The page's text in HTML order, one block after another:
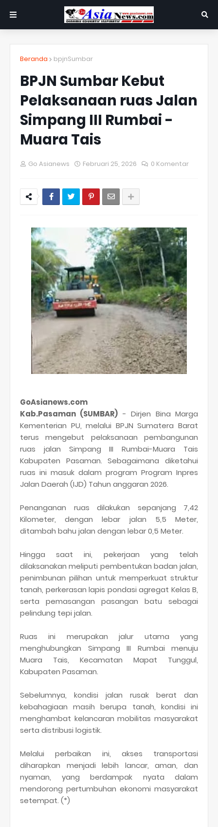
Beranda bpjnSumbar
BPJN Sumbar Kebut
Pelaksanaan ruas Jalan
Simpang III Rumbai -
Muara Tais
Go Asianews Februari 25, 2026 0 Komentar
GoAsianews.com
Kab.Pasaman (SUMBAR) - Dirjen Bina Marga
Kementerian PU, melalui BPJN Sumatera Barat
terus mengebut pelaksanaan pembangunan
ruas jalan Simpang III Rumbai-Muara Tais
Kabupaten Pasaman. Sebagaimana diketahui
ruas ini masuk dalam program Program Inpres
Jalan Daerah (IJD) Tahun anggaran 2026.
Penanganan ruas dilakukan sepanjang 7,42
Kilometer, dengan lebar jalan 5,5 Meter,
ditambah bahu jalan dengan lebar 0,5 Meter.
Hingga saat ini, pekerjaan yang telah
dilaksanakan meliputi pembentukan badan jalan,
penimbunan pilihan untuk memperkuat struktur
tanah, perkerasan lapis pondasi agregat Kelas B,
serta pemasangan pasangan batu sebagai
pelindung tepi jalan.
Ruas ini merupakan jalur utama yang
menghubungkan Simpang III Rumbai menuju
Muara Tais, Kecamatan Mapat Tunggul,
Kabupaten Pasaman.
Sebelumnya, kondisi jalan rusak berat dan
kebahagiaan masih berupa tanah, kondisi ini
menghambat kelancaran mobilitas masyarakat
serta distribusi logistik.
Melalui perbaikan ini, akses transportasi
diharapkan menjadi lebih lancar, aman, dan
nyaman, yang berdampak nyata dalam
mendorong pertumbuhan ekonomi masyarakat
setempat. (*)